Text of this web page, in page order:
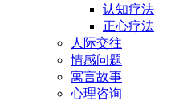
认知疗法
正心疗法
人际交往
情感问题
寓言故事
心理咨询